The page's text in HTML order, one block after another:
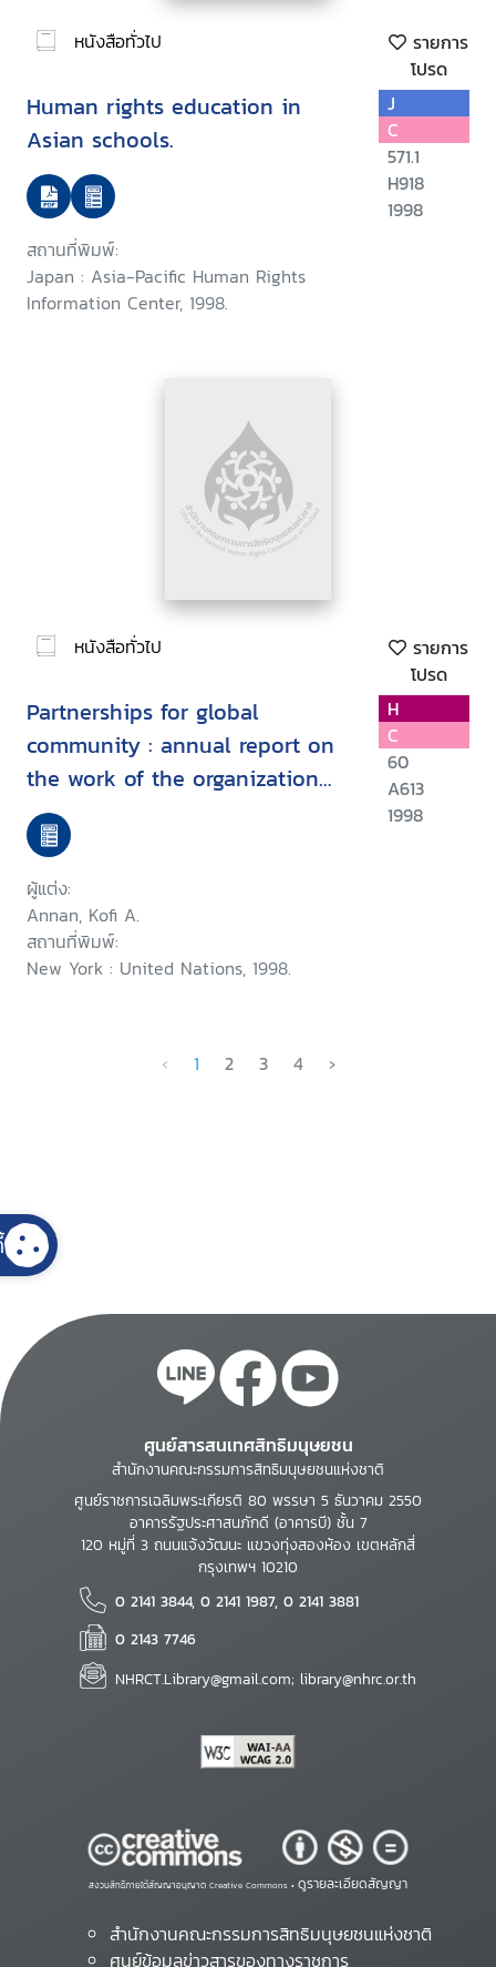
หนังสือทั่วไป
รายการ
โปรด
Human rights education in
Asian schools.
สถานที่พิมพ์:
Japan : Asia-Pacific Human Rights
Information Center, 1998.
J
C
571.1
H918
1998
หนังสือทั่วไป
รายการ
โปรด
Partnerships for global
community : annual report on
the work of the organization
1998
ผู้แต่ง:
Annan, Kofi A.
สถานที่พิมพ์:
New York : United Nations, 1998.
H
C
60
A613
1998
‹ 1 2 3 4 ›
ศูนย์สารสนเทศสิทธิมนุษยชน
สำนักงานคณะกรรมการสิทธิมนุษยชนแห่งชาติ
ศูนย์ราชการเฉลิมพระเกียรติ 80 พรรษา 5 ธันวาคม 2550
อาคารรัฐประศาสนภักดี (อาคารบี) ชั้น 7
120 หมู่ที่ 3 ถนนแจ้งวัฒนะ แขวงทุ่งสองห้อง เขตหลักสี่
กรุงเทพฯ 10210
0 2141 3844, 0 2141 1987, 0 2141 3881
0 2143 7746
NHRCT.Library@gmail.com; library@nhrc.or.th
สงวนสิทธิ์ภายใต้สัญญาอนุญาต Creative Commons • ดูรายละเอียดสัญญา
สำนักงานคณะกรรมการสิทธิมนุษยชนแห่งชาติ
ศูนย์ข้อมูลข่าวสารของทางราชการ